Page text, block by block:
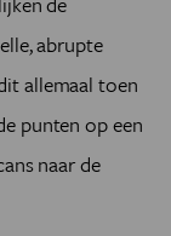
abrupte
allemaal toen
punten op een
naar de